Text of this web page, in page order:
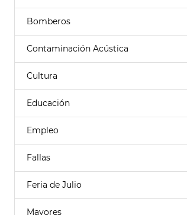
Bomberos
Contaminación Acústica
Cultura
Educación
Empleo
Fallas
Feria de Julio
Mayores